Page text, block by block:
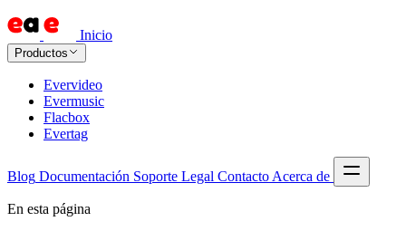
Inicio
Productos
Evervideo
Evermusic
Flacbox
Evertag
Blog Documentación Soporte Legal Contacto Acerca de
En esta página